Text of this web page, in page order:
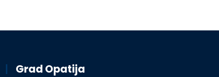
Grad Opatija